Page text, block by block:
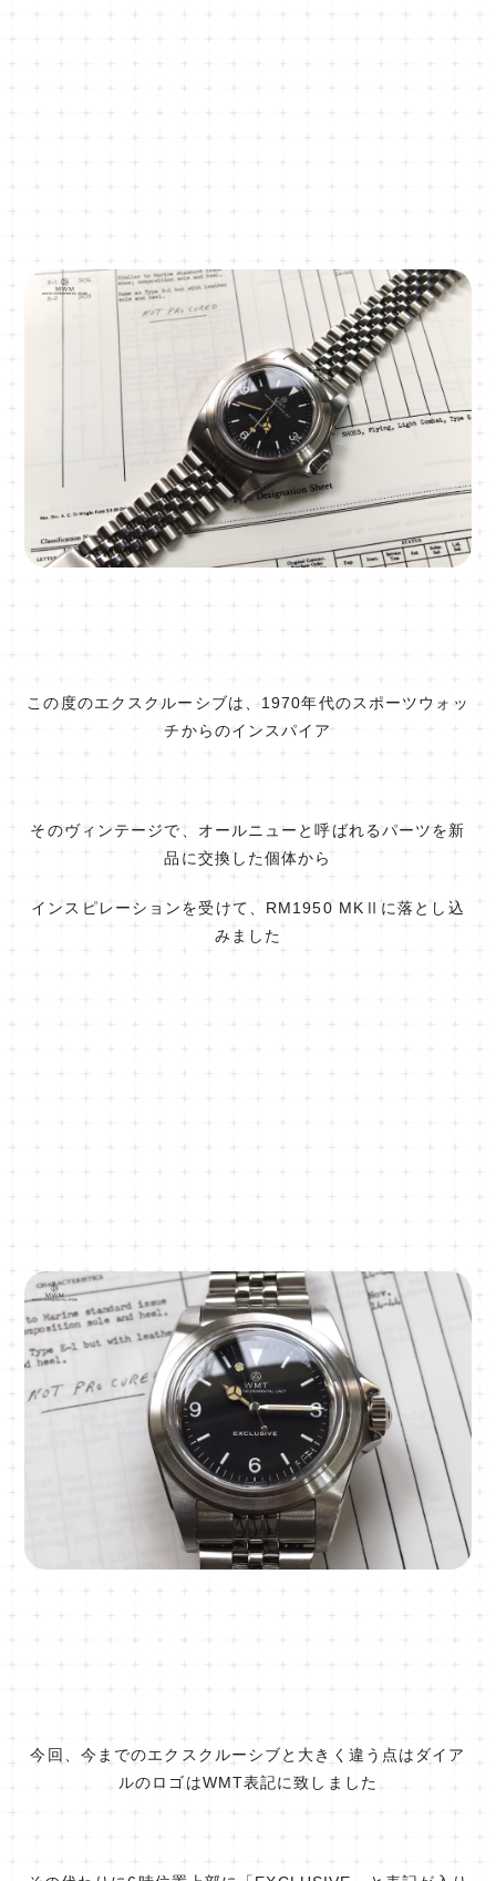
この度のエクスクルーシブは、1970年代のスポーツウォッ
チからのインスパイア
そのヴィンテージで、オールニューと呼ばれるパーツを新
品に交換した個体から
インスピレーションを受けて、RM1950 MKⅡに落とし込
みました
今回、今までのエクスクルーシブと大きく違う点はダイア
ルのロゴはWMT表記に致しました